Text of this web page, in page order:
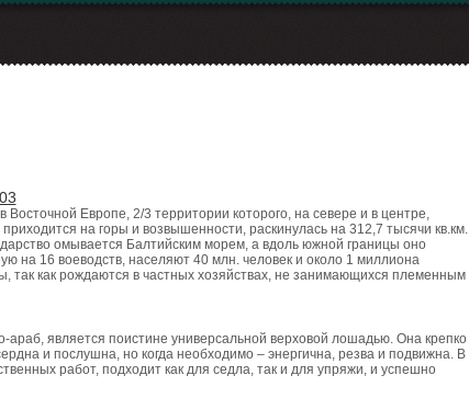
Европе, 2/3 территории которого, на севере и в центре,
на горы и возвышенности, раскинулась на 312,7 тысячи кв.км.
омывается Балтийским морем, а вдоль южной границы оно
на 16 воеводств, населяют 40 млн. человек и около 1 миллиона
так как рождаются в частных хозяйствах, не занимающихся племенным
араб, является поистине универсальной верховой лошадью. Она крепко
и послушна, но когда необходимо – энергична, резва и подвижна. В
работ, подходит как для седла, так и для упряжи, и успешно